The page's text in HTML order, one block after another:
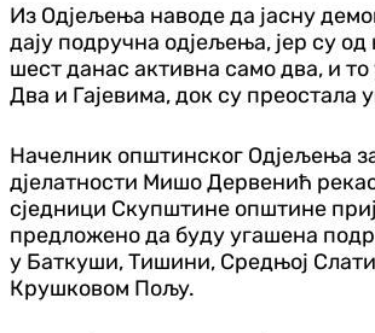
Из Одјељења наводе да јасну
дају подручна одјељења, јер су
шест данас активна само два, и
Два и Гајевима, док су преостала
Начелник општинског Одјељења
дјелатности Мишо Дервенић рекао
сједници Скупштине општине
предложено да буду угашена
у Баткуши, Тишини, Средњој
Крушковом Пољу.